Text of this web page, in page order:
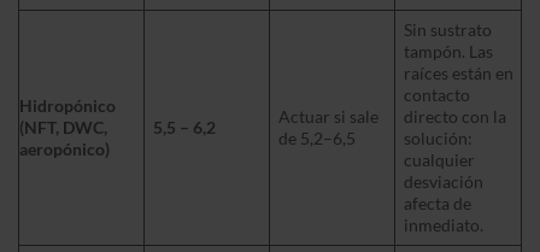
Hidropónico
(NFT, DWC,
aeropónico)
5,5 – 6,2
Actuar si sale
de 5,2–6,5
Sin sustrato
tampón. Las
raíces están en
contacto
directo con la
solución:
cualquier
desviación
afecta de
inmediato.